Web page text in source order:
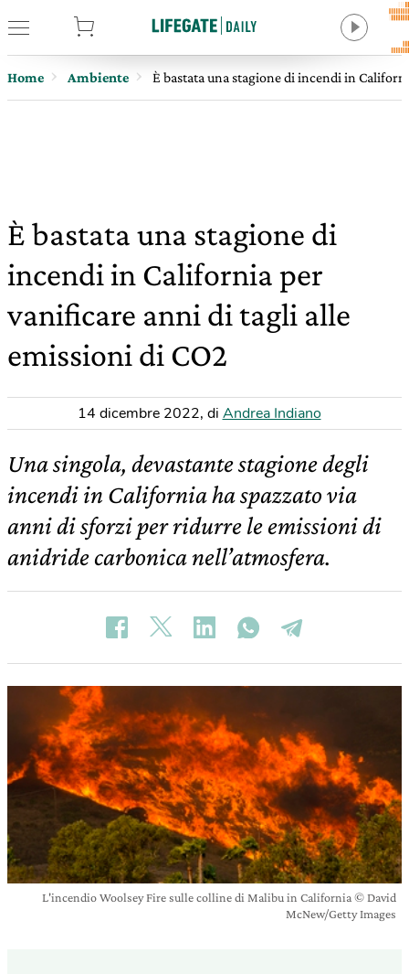
Home Ambiente È bastata una stagione di incendi in
È bastata una stagione di
incendi in California per
vanificare anni di tagli alle
emissioni di CO2
14 dicembre 2022, di Andrea Indiano
Una singola, devastante stagione degli
incendi in California ha spazzato via
anni di sforzi per ridurre le emissioni di
anidride carbonica nell’atmosfera.
L'incendio Woolsey Fire sulle colline di Malibu in California © David
McNew/Getty Images